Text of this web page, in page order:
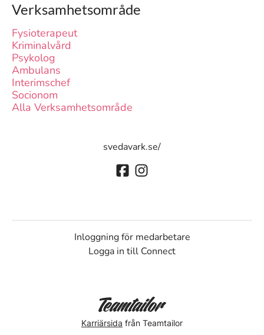
Verksamhetsområde
Fysioterapeut
Kriminalvård
Psykolog
Ambulans
Interimschef
Socionom
Alla Verksamhetsområde
svedavark.se/
Inloggning för medarbetare
Logga in till Connect
Karriärsida från Teamtailor